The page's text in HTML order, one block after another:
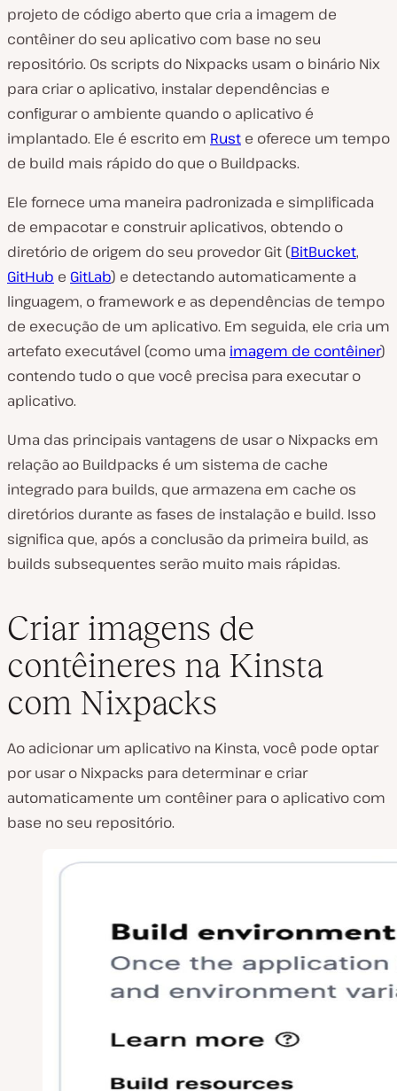
projeto de código aberto que cria a imagem de
contêiner do seu aplicativo com base no seu
repositório. Os scripts do Nixpacks usam o binário Nix
para criar o aplicativo, instalar dependências e
configurar o ambiente quando o aplicativo é
implantado. Ele é escrito em Rust e oferece um tempo
de build mais rápido do que o Buildpacks.
Ele fornece uma maneira padronizada e simplificada
de empacotar e construir aplicativos, obtendo o
diretório de origem do seu provedor Git (BitBucket,
GitHub e GitLab) e detectando automaticamente a
linguagem, o framework e as dependências de tempo
de execução de um aplicativo. Em seguida, ele cria um
artefato executável (como uma imagem de contêiner)
contendo tudo o que você precisa para executar o
aplicativo.
Uma das principais vantagens de usar o Nixpacks em
relação ao Buildpacks é um sistema de cache
integrado para builds, que armazena em cache os
diretórios durante as fases de instalação e build. Isso
significa que, após a conclusão da primeira build, as
builds subsequentes serão muito mais rápidas.
Criar imagens de
contêineres na Kinsta
com Nixpacks
Ao adicionar um aplicativo na Kinsta, você pode optar
por usar o Nixpacks para determinar e criar
automaticamente um contêiner para o aplicativo com
base no seu repositório.